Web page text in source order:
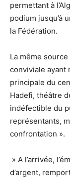
permettant à
podium jusqu’à
la Fédération.
La même
conviviale ayant
principale du
Hadefi, théâtre
indéfectible du
représentants,
confrontation ».
» A l’arrivée,
d’argent,